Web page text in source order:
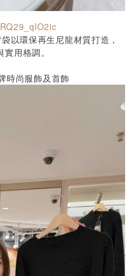
以環保再生尼龍材質打造，
用格調。
時尚服飾及首飾